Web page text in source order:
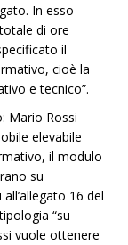
In esso
di ore
il
cioè la
e tecnico”.
Mario Rossi
elevabile
il modulo
su
16 del
“su
vuole ottenere